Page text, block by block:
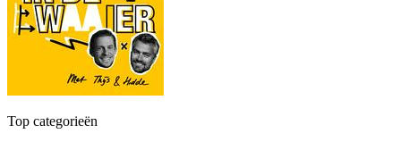
Top categorieën